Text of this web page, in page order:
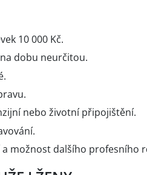
10 000 Kč.
dobu neurčitou.
nebo životní připojištění.
možnost dalšího profesního